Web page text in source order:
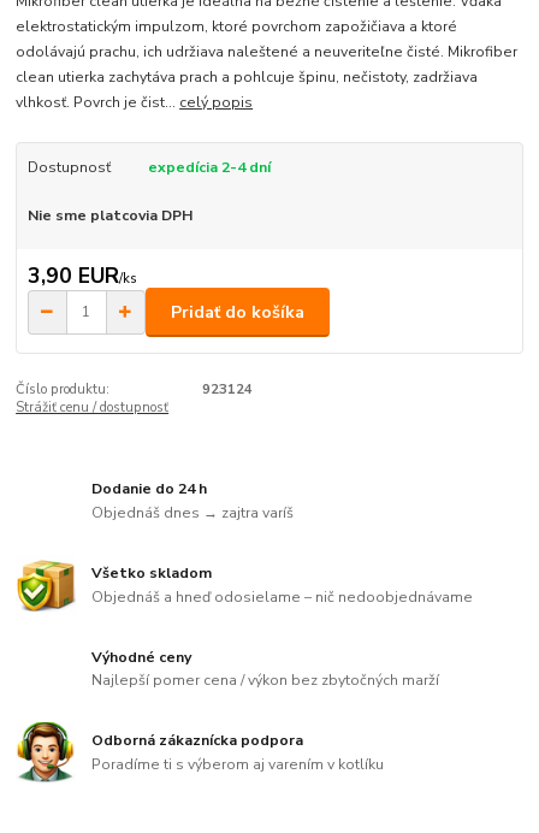
elektrostatickým impulzom, ktoré povrchom zapožičiava a ktoré
odolávajú prachu, ich udržiava naleštené a neuveriteľne čisté. Mikrofiber
clean utierka zachytáva prach a pohlcuje špinu, nečistoty, zadržiava
vlhkosť. Povrch je čist... celý popis
Dostupnosť expedícia 2-4 dní
Nie sme platcovia DPH
3,90 EUR/ks
Pridať do košíka
Číslo produktu:
923124
Strážiť cenu / dostupnosť
Dodanie do 24 h
Objednáš dnes → zajtra varíš
Všetko skladom
Objednáš a hneď odosielame – nič nedoobjednávame
Výhodné ceny
Najlepší pomer cena / výkon bez zbytočných marží
Odborná zákaznícka podpora
Poradíme ti s výberom aj varením v kotlíku